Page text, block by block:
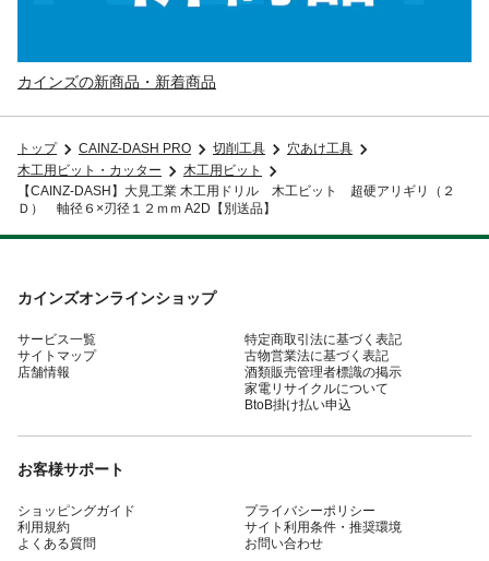
カインズの新商品・新着商品
トップ CAINZ-DASH PRO 切削工具
穴あけ工具
木工用ビット・カッター
木工用ビット
【CAINZ-DASH】大見工業 木工用ドリル 木工ビット 超硬アリギリ（２
Ｄ） 軸径６×刃径１２ｍｍ A2D【別送品】
カインズオンラインショップ
サービス一覧
サイトマップ
店舗情報
特定商取引法に基づく表記
古物営業法に基づく表記
酒類販売管理者標識の掲示
家電リサイクルについて
BtoB掛け払い申込
お客様サポート
ショッピングガイド
利用規約
よくある質問
プライバシーポリシー
サイト利用条件・推奨環境
お問い合わせ